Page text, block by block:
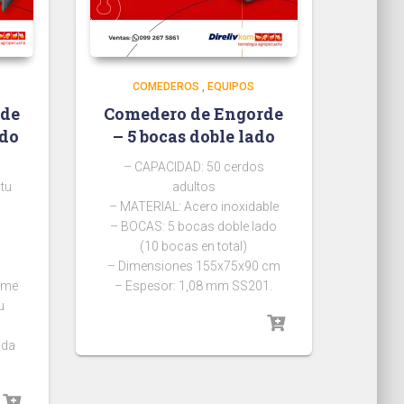
COMEDEROS , EQUIPOS
Comedero de Engorde
– 5 bocas doble lado
– CAPACIDAD: 50 cerdos
adultos
– MATERIAL: Acero inoxidable
– BOCAS: 5 bocas doble lado
(10 bocas en total)
– Dimensiones 155x75x90 cm
– Espesor: 1,08 mm SS201.